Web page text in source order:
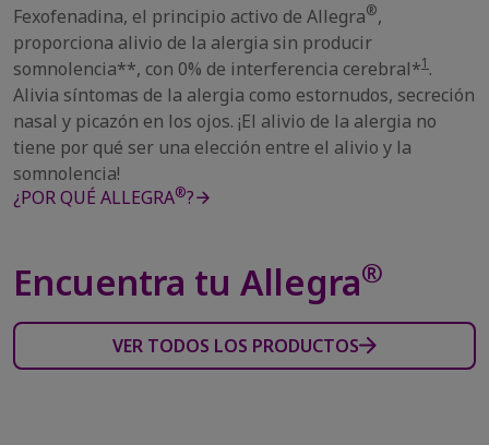
Fexofenadina, el principio activo de Allegra®,
proporciona alivio de la alergia sin producir
somnolencia**, con 0% de interferencia cerebral*1 .
Alivia síntomas de la alergia como estornudos, secreción
nasal y picazón en los ojos. ¡El alivio de la alergia no
tiene por qué ser una elección entre el alivio y la
somnolencia!
¿POR QUÉ ALLEGRA®?
Encuentra tu Allegra®
VER TODOS LOS PRODUCTOS